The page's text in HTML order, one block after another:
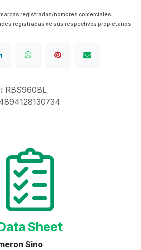
registradas/nombres comerciales
registradas de sus respectivos propietarios
RBS960BL
4894128130734
Sheet
Sino